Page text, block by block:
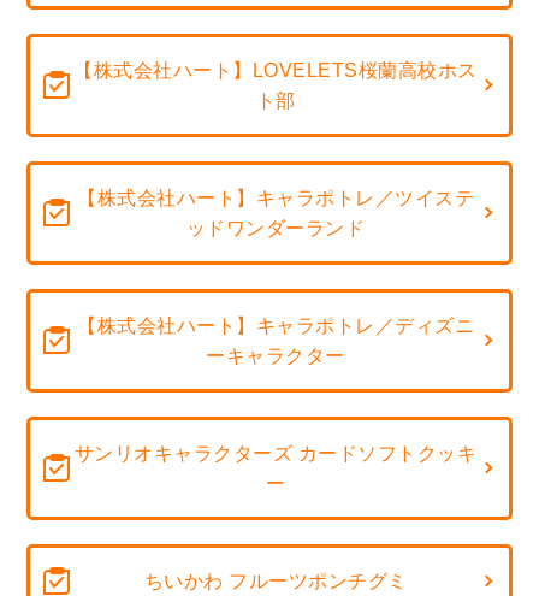
【株式会社ハート】LOVELETS桜蘭高校ホス
ト部
【株式会社ハート】キャラポトレ／ツイステ
ッドワンダーランド
【株式会社ハート】キャラポトレ／ディズニ
ーキャラクター
サンリオキャラクターズ カードソフトクッキ
ー
ちいかわ フルーツポンチグミ